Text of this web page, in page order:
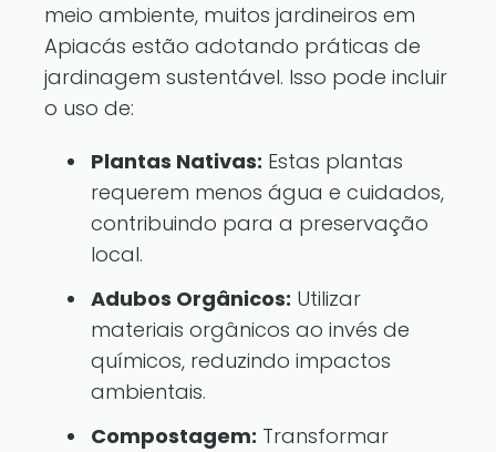
meio ambiente, muitos jardineiros em
Apiacás estão adotando práticas de
jardinagem sustentável. Isso pode incluir
o uso de:
Plantas Nativas: Estas plantas
requerem menos água e cuidados,
contribuindo para a preservação
local.
Adubos Orgânicos: Utilizar
materiais orgânicos ao invés de
químicos, reduzindo impactos
ambientais.
Compostagem: Transformar